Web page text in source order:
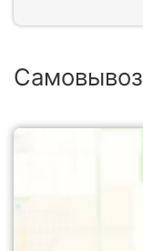
Самовывоз